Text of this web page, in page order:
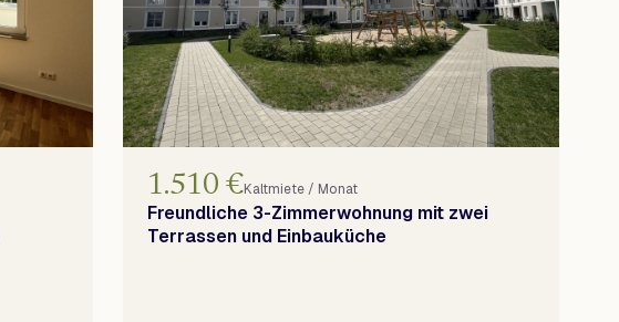
1.510 €Kaltmiete / Monat
Freundliche 3-Zimmerwohnung mit zwei
Terrassen und Einbauküche